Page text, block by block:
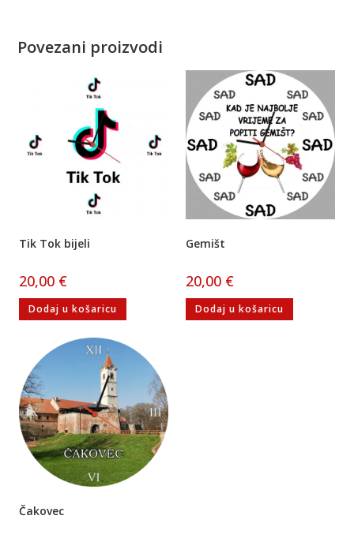
Povezani proizvodi
Tik Tok bijeli
20,00 €
Dodaj u košaricu
Gemišt
20,00 €
Dodaj u košaricu
Čakovec